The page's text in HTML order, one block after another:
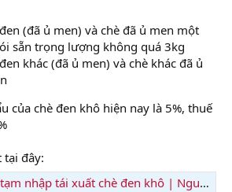
(đã ủ men) và chè đã ủ men một
sẵn trọng lượng không quá 3kg
khác (đã ủ men) và chè khác đã ủ
của chè đen khô hiện nay là 5%, thuế
tại đây:
nhập tái xuất chè đen khô | Nguyên Đăng Việt Nam